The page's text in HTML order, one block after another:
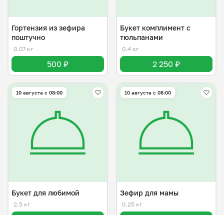
Гортензия из зефира
поштучно
0.07 кг
500 ₽
Букет комплимент с
тюльпанами
0.4 кг
2 250 ₽
10 августа с 08:00
Букет для любимой
2.5 кг
10 августа с 08:00
Зефир для мамы
0.25 кг